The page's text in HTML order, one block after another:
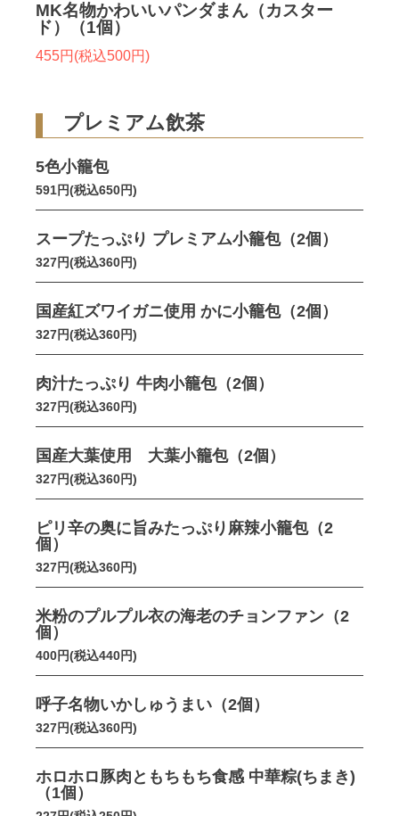
MK名物かわいいパンダまん（カスター
ド）（1個）
455円(税込500円)
プレミアム飲茶
5色小籠包
591円(税込650円)
スープたっぷり プレミアム小籠包（2個）
327円(税込360円)
国産紅ズワイガニ使用 かに小籠包（2個）
327円(税込360円)
肉汁たっぷり 牛肉小籠包（2個）
327円(税込360円)
国産大葉使用 大葉小籠包（2個）
327円(税込360円)
ピリ辛の奥に旨みたっぷり麻辣小籠包（2
個）
327円(税込360円)
米粉のプルプル衣の海老のチョンファン（2
個）
400円(税込440円)
呼子名物いかしゅうまい（2個）
327円(税込360円)
ホロホロ豚肉ともちもち食感 中華粽(ちまき)
（1個）